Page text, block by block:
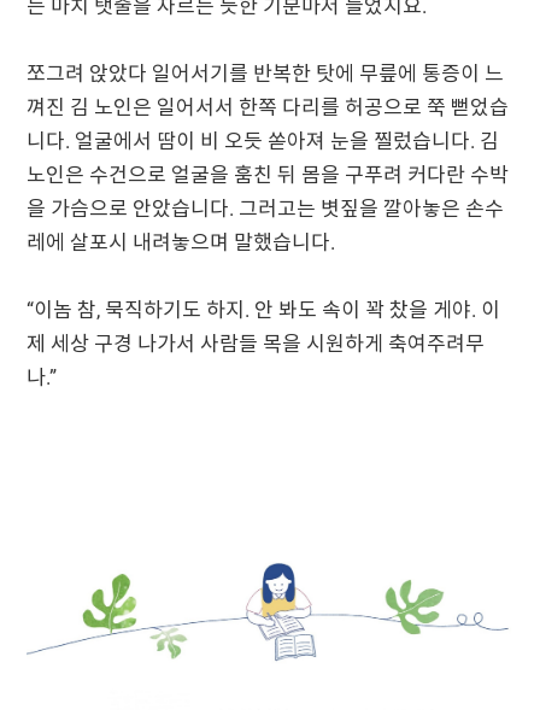
는 마치 탯줄을 자르는 듯한 기분마저 들었지요.
쪼그려 앉았다 일어서기를 반복한 탓에 무릎에 통증이 느
껴진 김 노인은 일어서서 한쪽 다리를 허공으로 쭉 뻗었습
니다. 얼굴에서 땀이 비 오듯 쏟아져 눈을 찔렀습니다. 김
노인은 수건으로 얼굴을 훔친 뒤 몸을 구푸려 커다란 수박
을 가슴으로 안았습니다. 그러고는 볏짚을 깔아놓은 손수
레에 살포시 내려놓으며 말했습니다.
“이놈 참, 묵직하기도 하지. 안 봐도 속이 꽉 찼을 게야. 이
제 세상 구경 나가서 사람들 목을 시원하게 축여주려무
나.”